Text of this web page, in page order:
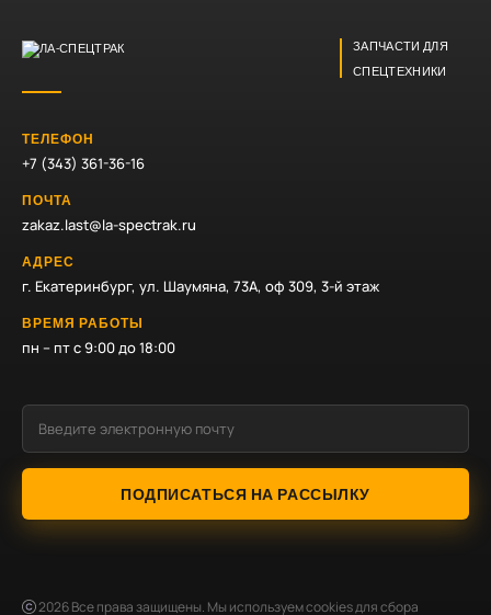
ЗАПЧАСТИ ДЛЯ
СПЕЦТЕХНИКИ
ТЕЛЕФОН
+7 (343) 361-36-16
ПОЧТА
zakaz.last@la-spectrak.ru
АДРЕС
г. Екатеринбург, ул. Шаумяна, 73А, оф 309, 3-й этаж
ВРЕМЯ РАБОТЫ
пн – пт с 9:00 до 18:00
ПОДПИСАТЬСЯ НА РАССЫЛКУ
2026Все права защищены. Мы используем cookies для сбора